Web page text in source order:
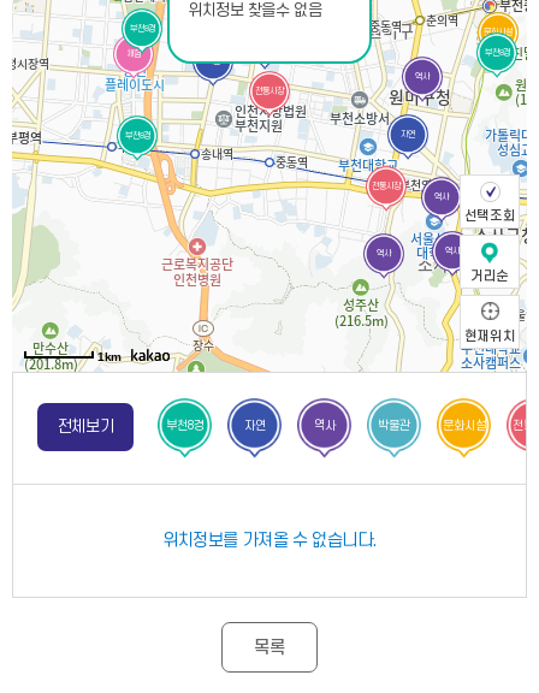
전통시장
전통시장
위치정보 찾을수 없음
역사
역사
체험
자연
박물관
역사
역사
문화시설
부천8경
부천8경
부천8경
역사
자연
1km
선택조회
거리순
현재위치
전체보기 부천8경 자연 역사 박물관 문화시설 전통
위치정보를 가져올 수 없습니다.
목록